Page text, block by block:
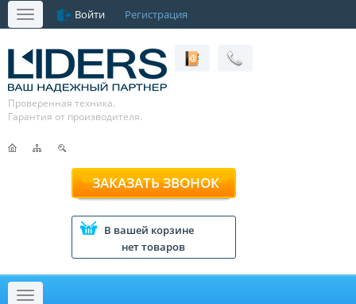
Меню Войти Регистрация
Проверенная техника.
Гарантия от производителя.
ЗАКАЗАТЬ ЗВОНОК
В вашей корзине
нет товаров
Меню